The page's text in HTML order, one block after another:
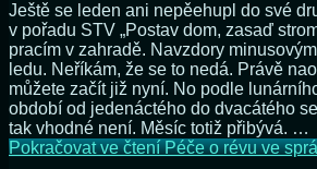
Ještě se leden ani nepěehupl do své
v pořadu STV „Postav dom, zasaď
pracím v zahradě. Navzdory
ledu. Neříkám, že se to nedá. Právě
můžete začít již nyní. No podle
období od jedenáctého do dvacátého
tak vhodné není. Měsíc totiž přibývá. …
Pokračovat ve čteníPéče o révu ve